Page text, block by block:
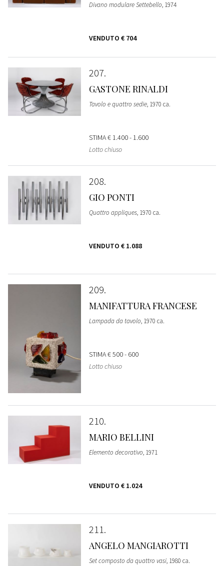
Divano modulare Settebello, 1974
VENDUTO € 704
207
GASTONE RINALDI
Tavolo e quattro sedie, 1970 ca.
STIMA€ 1.400 - 1.600
Lotto chiuso
208
GIO PONTI
Quattro appliques, 1970 ca.
VENDUTO € 1.088
209
MANIFATTURA FRANCESE
Lampada da tavolo, 1970 ca.
STIMA€ 500 - 600
Lotto chiuso
210
MARIO BELLINI
Elemento decorativo, 1971
VENDUTO € 1.024
211
ANGELO MANGIAROTTI
Set composto da quattro vasi, 1980 ca.